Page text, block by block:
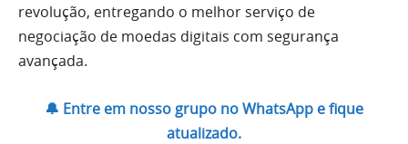
revolução, entregando o melhor serviço de
negociação de moedas digitais com segurança
avançada.
🔔 Entre em nosso grupo no WhatsApp e fique
atualizado.